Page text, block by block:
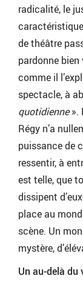
radicalité, le
de théâtre
pardonne
comme il
spectacle, à
quotidienne».
Régy n’a
puissance de
ressentir, à
est telle, que
dissipent
place au
scène. Un
mystère,
Un au-delà du